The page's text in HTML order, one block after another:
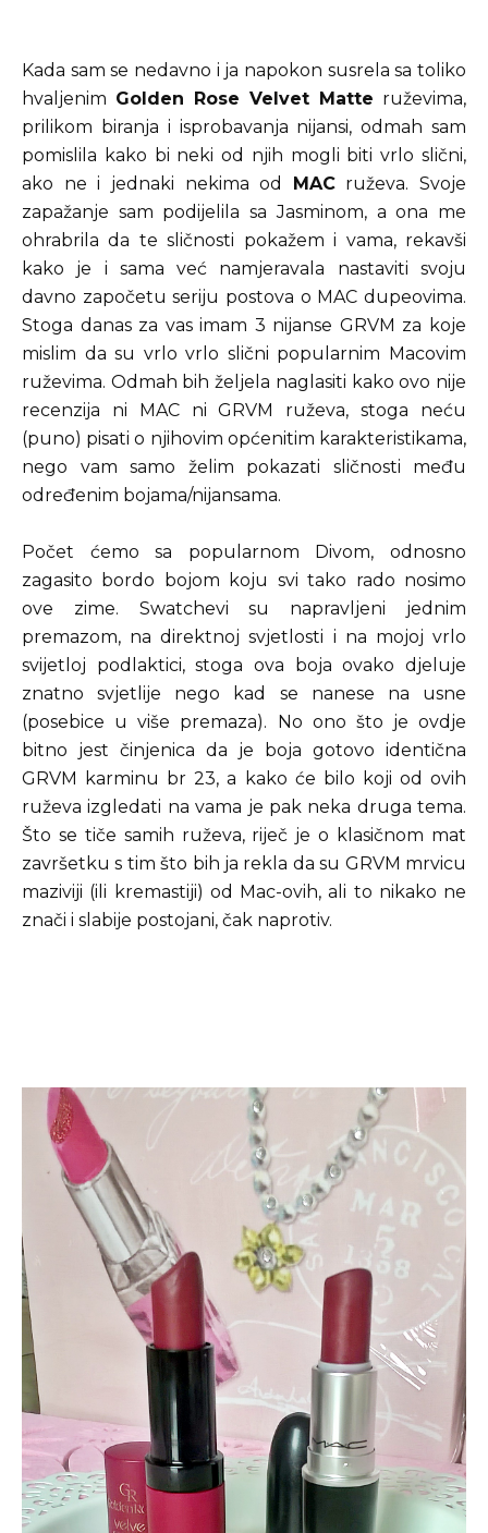
Kada sam se nedavno i ja napokon susrela sa toliko
hvaljenim Golden Rose Velvet Matte ruževima,
prilikom biranja i isprobavanja nijansi, odmah sam
pomislila kako bi neki od njih mogli biti vrlo slični,
ako ne i jednaki nekima od
MACruževa. Svoje
zapažanje sam podijelila sa Jasminom, a ona me
ohrabrila da te sličnosti pokažem i vama, rekavši
kako je i sama već namjeravala nastaviti svoju
davno započetu seriju postova o MAC dupeovima.
Stoga danas za vas imam 3 nijanse GRVM za koje
mislim da su vrlo vrlo slični popularnim Macovim
ruževima. Odmah bih željela naglasiti kako ovo nije
recenzija ni MAC ni GRVM ruževa, stoga neću
(puno) pisati o njihovim općenitim karakteristikama,
nego vam samo želim pokazati sličnosti među
određenim bojama/nijansama.
Počet ćemo sa popularnom Divom, odnosno
zagasito bordo bojom koju svi tako rado nosimo
ove zime. Swatchevi su napravljeni jednim
premazom, na direktnoj svjetlosti i na mojoj vrlo
svijetloj podlaktici, stoga ova boja ovako djeluje
znatno svjetlije nego kad se nanese na usne
(posebice u više premaza). No ono što je ovdje
bitno jest činjenica da je boja gotovo identična
GRVM karminu br 23, a kako će bilo koji od ovih
ruževa izgledati na vama je pak neka druga tema.
Što se tiče samih ruževa, riječ je o klasičnom mat
završetku s tim što bih ja rekla da su GRVM mrvicu
maziviji (ili kremastiji) od Mac-ovih, ali to nikako ne
znači i slabije postojani, čak naprotiv.